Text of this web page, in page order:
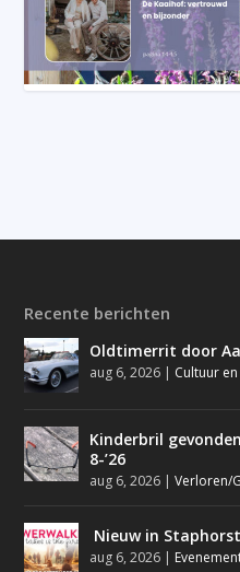
Recente berichten
Oldtimerrit door
aug 6, 2026 | Cultuur
Kinderbril
8-’26
aug 6, 2026 |Verloren/
Nieuw in
aug 6, 2026 |